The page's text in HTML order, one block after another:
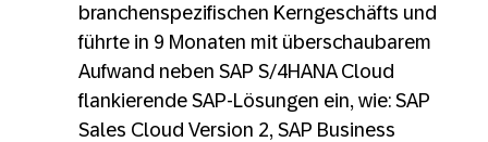
branchenspezifischen Kerngeschäfts und
führte in 9 Monaten mit überschaubarem
Aufwand neben SAP S/4HANA Cloud
flankierende SAP-Lösungen ein, wie: SAP
Sales Cloud Version 2, SAP Business